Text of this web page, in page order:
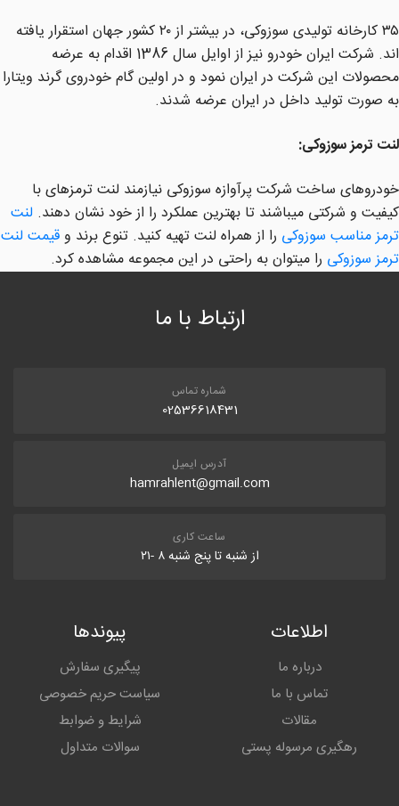
۳۵ کارخانه تولیدی سوزوکی، در بیشتر از ۲۰ کشور جهان استقرار یافته
اند. شرکت ایران خودرو نیز از اوایل سال 1386 اقدام به عرضه
محصولات این شرکت در ایران نمود و در اولین گام خودروی گرند ویتارا
به صورت تولید داخل در ایران عرضه شدند.
لنت ترمز سوزوکی:
خودروهای ساخت شرکت پرآوازه سوزوکی نیازمند لنت ترمزهای با
کیفیت و شرکتی میباشند تا بهترین عملکرد را از خود نشان دهند. لنت
ترمز مناسب سوزوکی را از همراه لنت تهیه کنید. تنوع برند وقیمت لنت
ترمز سوزوکی را میتوان به راحتی در این مجموعه مشاهده کرد.
ارتباط با ما
شماره تماس
02536618431
آدرس ایمیل
hamrahlent@gmail.com
ساعت کاری
از شنبه تا پنج شنبه ۸ -۲۱
اطلاعات
درباره ما
تماس با ما
مقالات
رهگیری مرسوله پستی
پیوندها
پیگیری سفارش
سیاست حریم خصوصی
شرایط و ضوابط
سوالات متداول